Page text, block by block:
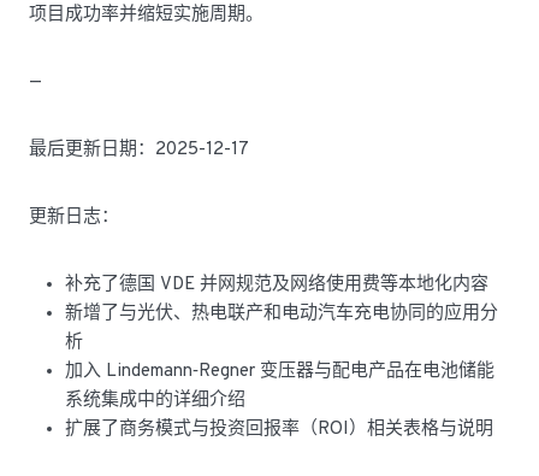
项目成功率并缩短实施周期。
—
最后更新日期：2025-12-17
更新日志：
补充了德国 VDE 并网规范及网络使用费等本地化内容
新增了与光伏、热电联产和电动汽车充电协同的应用分
析
加入 Lindemann‑Regner 变压器与配电产品在电池储能
系统集成中的详细介绍
扩展了商务模式与投资回报率（ROI）相关表格与说明